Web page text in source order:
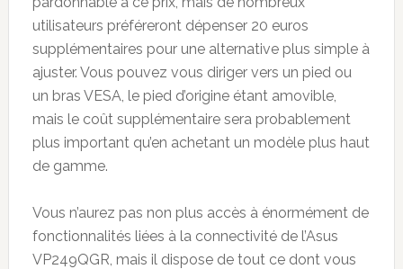
utilisateurs préféreront dépenser 20 euros
supplémentaires pour une alternative plus simple à
ajuster. Vous pouvez vous diriger vers un pied ou
un bras VESA, le pied d’origine étant amovible,
mais le coût supplémentaire sera probablement
plus important qu’en achetant un modèle plus haut
de gamme.
Vous n’aurez pas non plus accès à énormément de
fonctionnalités liées à la connectivité de l’Asus
VP249QGR, mais il dispose de tout ce dont vous